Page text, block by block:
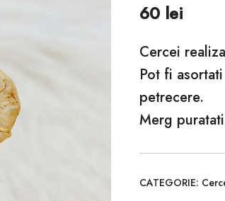
60 lei
Cercei
Pot fi
petrecere.
Merg
CATEGORIE: